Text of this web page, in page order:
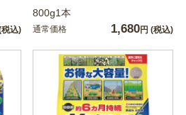
税込)
800g1本
通常価格 1,680円 (税込)